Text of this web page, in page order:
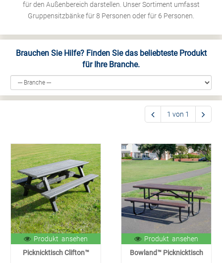
für den Außenbereich darstellen. Unser Sortiment umfasst
Gruppensitzbänke für 8 Personen oder für 6 Personen.
Brauchen Sie Hilfe? Finden Sie das beliebteste Produkt
für Ihre Branche.
1 von 1
Produkt ansehen
Picknicktisch Clifton™
Produkt ansehen
Bowland™ Picknicktisch